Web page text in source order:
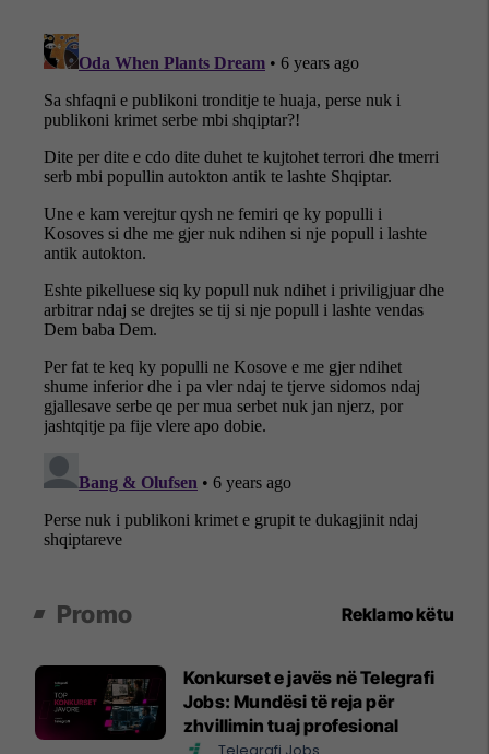
Promo Reklamo këtu
Konkurset e javës në Telegrafi
Jobs: Mundësi të reja për
zhvillimin tuaj profesional